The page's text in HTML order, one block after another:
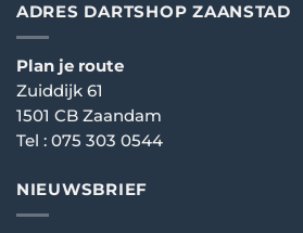
ADRES DARTSHOP ZAANSTAD
Plan je route
Zuiddijk 61
1501 CB Zaandam
Tel : 075 303 0544
NIEUWSBRIEF